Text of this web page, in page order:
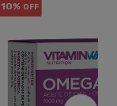
10% OFF